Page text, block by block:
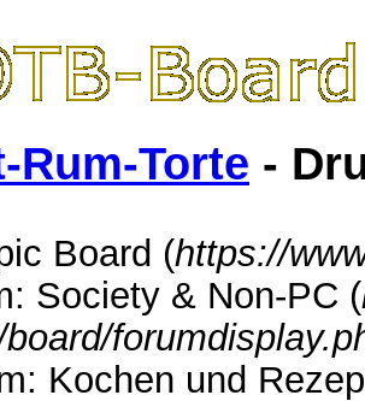
Rum-Torte -
Board (https://
Society & Non-PC (
Kochen und